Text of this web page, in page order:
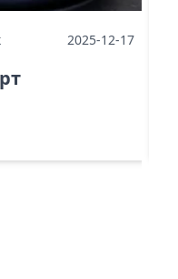
2025-12-17